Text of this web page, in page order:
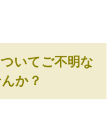
いてご不明な
か？